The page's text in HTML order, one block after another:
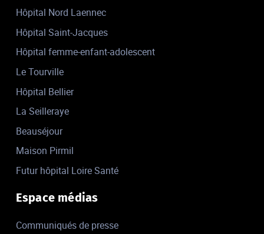
Hôpital Nord Laennec
Hôpital Saint-Jacques
Hôpital femme-enfant-adolescent
Le Tourville
Hôpital Bellier
La Seilleraye
Beauséjour
Maison Pirmil
Futur hôpital Loire Santé
Espace médias
Communiqués de presse